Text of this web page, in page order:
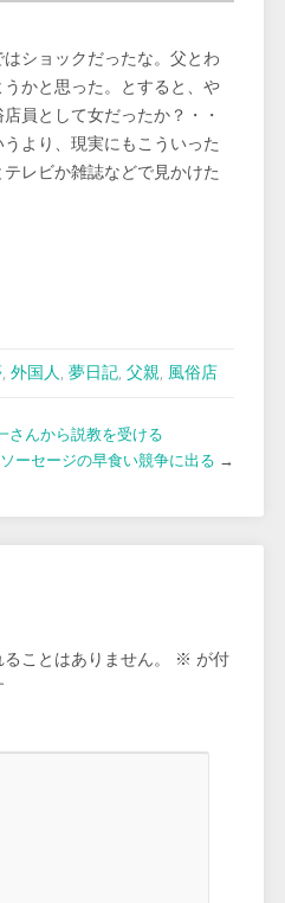
ショックだったな。父とわ
かと思った。とすると、や
員として女だったか？・・
より、現実にもこういった
レビか雑誌などで見かけた
, 外国人, 夢日記, 父親, 風俗店
さんから説教を受ける
ーセージの早食い競争に出る →
ことはありません。 ※ が付